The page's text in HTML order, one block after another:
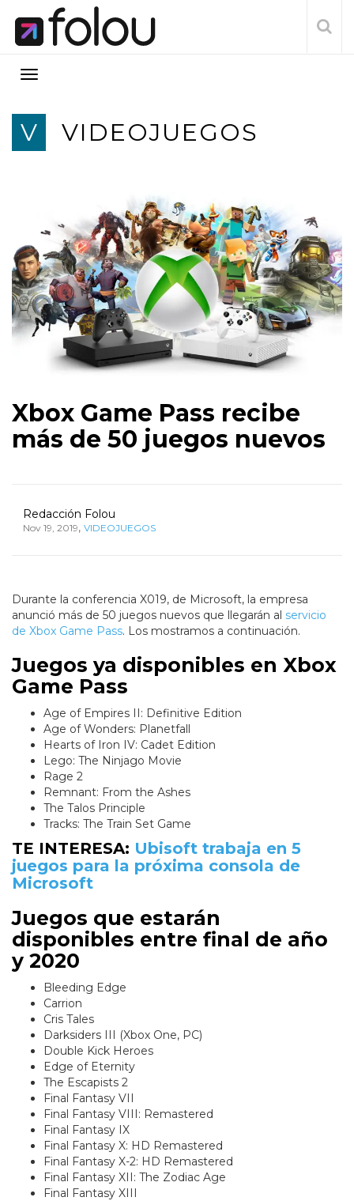
V VIDEOJUEGOS
Xbox Game Pass recibe
más de 50 juegos nuevos
Redacción Folou
Nov 19, 2019, VIDEOJUEGOS
Durante la conferencia X019, de Microsoft, la empresa
anunció más de 50 juegos nuevos que llegarán al servicio
de Xbox Game Pass. Los mostramos a continuación.
Juegos ya disponibles en Xbox
Game Pass
Age of Empires II: Definitive Edition
Age of Wonders: Planetfall
Hearts of Iron IV: Cadet Edition
Lego: The Ninjago Movie
Rage 2
Remnant: From the Ashes
The Talos Principle
Tracks: The Train Set Game
TE INTERESA: Ubisoft trabaja en 5
juegos para la próxima consola de
Microsoft
Juegos que estarán
disponibles entre final de año
y 2020
Bleeding Edge
Carrion
Cris Tales
Darksiders III (Xbox One, PC)
Double Kick Heroes
Edge of Eternity
The Escapists 2
Final Fantasy VII
Final Fantasy VIII: Remastered
Final Fantasy IX
Final Fantasy X: HD Remastered
Final Fantasy X-2: HD Remastered
Final Fantasy XII: The Zodiac Age
Final Fantasy XIII